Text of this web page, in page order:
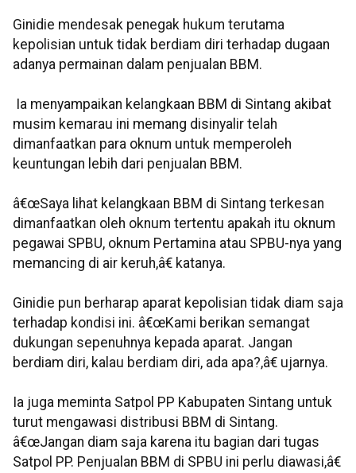
Ginidie mendesak penegak hukum terutama
kepolisian untuk tidak berdiam diri terhadap dugaan
adanya permainan dalam penjualan BBM.
Ia menyampaikan kelangkaan BBM di Sintang akibat
musim kemarau ini memang disinyalir telah
dimanfaatkan para oknum untuk memperoleh
keuntungan lebih dari penjualan BBM.
â€œSaya lihat kelangkaan BBM di Sintang terkesan
dimanfaatkan oleh oknum tertentu apakah itu oknum
pegawai SPBU, oknum Pertamina atau SPBU-nya yang
memancing di air keruh,â€ katanya.
Ginidie pun berharap aparat kepolisian tidak diam saja
terhadap kondisi ini. â€œKami berikan semangat
dukungan sepenuhnya kepada aparat. Jangan
berdiam diri, kalau berdiam diri, ada apa?,â€ ujarnya.
Ia juga meminta Satpol PP Kabupaten Sintang untuk
turut mengawasi distribusi BBM di Sintang.
â€œJangan diam saja karena itu bagian dari tugas
Satpol PP. Penjualan BBM di SPBU ini perlu diawasi,â€